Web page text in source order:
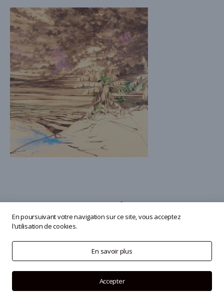
© 2026
En poursuivant votre navigation sur ce site, vous acceptez
l'utilisation de cookies.
En savoir plus
Accepter